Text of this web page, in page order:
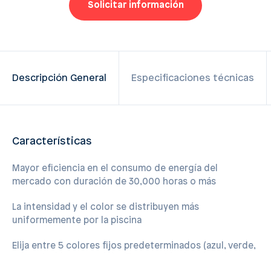
Solicitar información
Descripción General Especificaciones técnicas
Características
Mayor eficiencia en el consumo de energía del
mercado con duración de 30,000 horas o más
La intensidad y el color se distribuyen más
uniformemente por la piscina
Elija entre 5 colores fijos predeterminados (azul, verde,